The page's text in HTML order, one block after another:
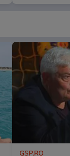
GSP.RO